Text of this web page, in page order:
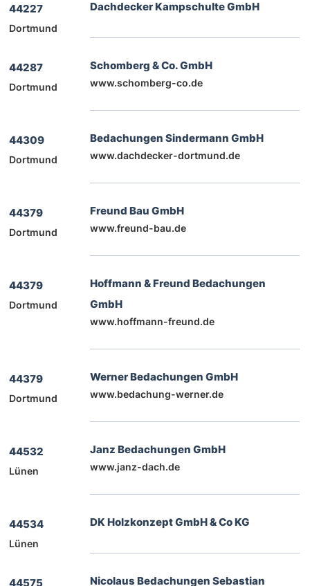
44227
Dortmund
Dachdecker Kampschulte GmbH
44287
Dortmund
Schomberg & Co. GmbH
www.schomberg-co.de
44309
Dortmund
Bedachungen Sindermann GmbH
www.dachdecker-dortmund.de
44379
Dortmund
Freund Bau GmbH
www.freund-bau.de
44379
Dortmund
Hoffmann & Freund Bedachungen
GmbH
www.hoffmann-freund.de
44379
Dortmund
Werner Bedachungen GmbH
www.bedachung-werner.de
44532
Lünen
Janz Bedachungen GmbH
www.janz-dach.de
44534
Lünen
DK Holzkonzept GmbH & Co KG
44575
Nicolaus Bedachungen Sebastian